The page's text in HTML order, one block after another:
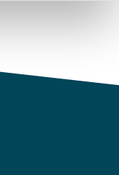
sitio web con
y análisis